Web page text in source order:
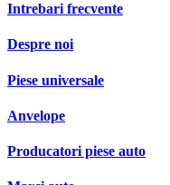
Intrebari frecvente
Despre noi
Piese universale
Anvelope
Producatori piese auto